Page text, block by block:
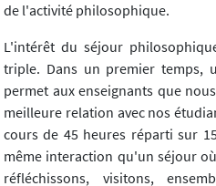
de l'activité philosophique.
L'intérêt du séjour
triple. Dans un premier temps,
permet aux enseignants que
meilleure relation avec nos
cours de 45 heures réparti sur
même interaction qu'un séjour
réfléchissons, visitons,